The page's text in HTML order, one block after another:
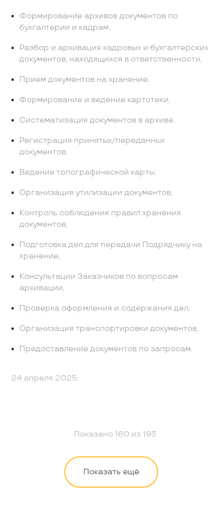
Формирование архивов документов по
бухгалтерии и кадрам,
Разбор и архивация кадровых и бухгалтерских
документов, находящихся в ответственности,
Прием документов на хранение,
Формирование и ведение картотеки,
Систематизация документов в архиве,
Регистрация принятых/переданных
документов,
Ведение топографической карты,
Организация утилизации документов,
Контроль соблюдения правил хранения
документов,
Подготовка дел для передачи Подрядчику на
хранение,
Консультации Заказчиков по вопросам
архивации,
Проверка оформления и содержания дел,
Организация транспортировки документов,
Предоставление документов по запросам.
24 апреля 2025
Показано 160 из 193
Показать ещё